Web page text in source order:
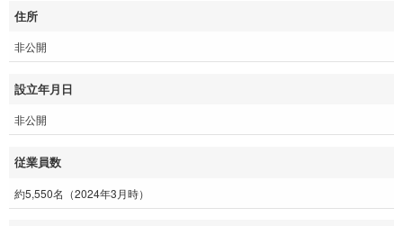
住所
非公開
設立年月日
非公開
従業員数
約5,550名（2024年3月時）